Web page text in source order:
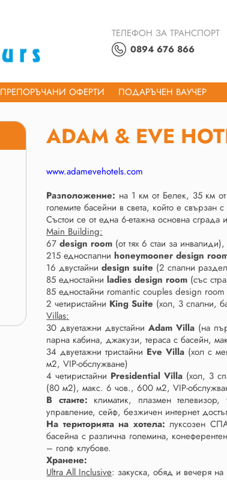
ТЕЛЕФОН ЗА ТРАНСПОРТ
0894 676 866
ПРЕПОРЪЧАНИ ОФЕРТИ ПОДАРЪЧЕН ВАУЧЕР
ADAM & EVE
www.adamevehotels.com
Разположение: на 1 км от Белек, 35 км
големите басейни в света, който е
Състои се от една 6-етажна основна
Main Building:
67design room (от тях 6 стаи за
215 едноспални honeymooner design
16 двустайниdesign suite (2 спални
85 едностайни ladies design room (cъс
85 едностайни romantic couples design
2 четиристайни King Suite (хол, 3 спални,
Villas:
30 двуетажни двустайниAdam Villa (на
парна кабина, джакузи, тераса с басейн,
34 двуетажни тристайни Eve Villa (хол с
м2, VIP-обслужване)
4 четиристайни Presidential Villa (хол, 3
(80 м2), макс. 6 чов., 600 м2, VIP-
В стаите: климатик, плазмен
управление, сейф, безжичен интернет
На територията на хотела:луксозен
басейна с различна големина,
– голф клубове.
Хранене:
Ultra All Inclusive: закуска, обяд и вечеря